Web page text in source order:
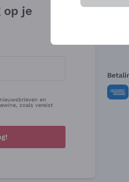
op je
en
zoals vereist
Over